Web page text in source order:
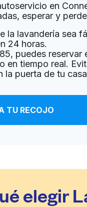
en
esperar y
la lavandería sea
24 horas.
puedes reservar
en tiempo real.
la puerta de tu
TU RECOJO
elegir